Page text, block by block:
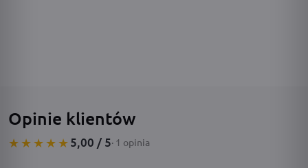
Opinie klientów
★★★★★5,00 / 5· 1 opinia